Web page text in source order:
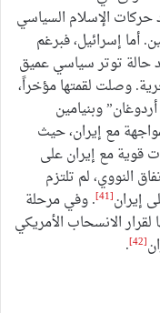
الإسلام السياسي
أما إسرائيل، فبرغم
حالة توتر سياسي عميق
وصلت لقمتها مؤخراً،
وبنيامين
مع إيران، حيث
قوية مع إيران على
النووي، لم تلتزم
إيران[41]
. وفي مرحلة
أعلنت في مايو 2018، رفضها لقرار الانسحاب الأمريكي
[42]
.